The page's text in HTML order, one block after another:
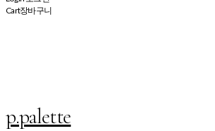
Cart장바구니
p.palette